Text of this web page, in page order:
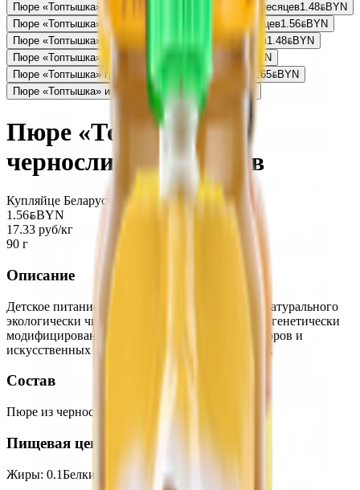
Пюре «Топтышка» яблоко-клубника с сахаром с 6 месяцев1.48BYNBYN
Пюре «Топтышка» яблоко-черника-малина с 5 месяцев1.56BYNBYN
Пюре «Топтышка» персик-яблоко-банан с 6 месяцев1.48BYNBYN
Пюре «Топтышка» из персиков с 4 месяцев
BYN
BYN
Пюре «Топтышка» груша-банан-киви с 8 месяцев
1.65BYNBYN
Пюре «Топтышка» из яблок с 4 месяцев1.56 BYN
Пюре «Топтышка»
чернослив с 4 месяцев
Купляйце Беларускае
1.56BYNBYN
17.33 руб/кг
90 г
Описание
Детское питание «Топтышка» произведено из натурального
экологически чистого сырья без использования генетически
модифицированных ингредиентов, ароматизаторов и
искусственных красителей и вкусовых добавок.
Состав
Пюре из чернослива.
Пищевая ценность на 100г
Жиры: 0.1Белки Калории: